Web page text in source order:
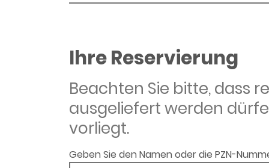
Ihre Reservierung
Beachten Sie bitte, dass
ausgeliefert werden
vorliegt.
Geben Sie den Namen oder die PZN-